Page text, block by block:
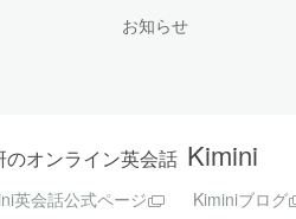
お知らせ
のオンライン英会話 Kimini
英会話公式ページ Kiminiブログ